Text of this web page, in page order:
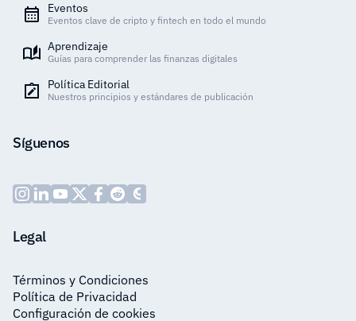
Eventos
Eventos clave de cripto y fintech en todo el mundo
Aprendizaje
Guías para comprender las finanzas digitales
Política Editorial
Nuestros principios y estándares de publicación
Síguenos
Legal
Términos y Condiciones
Política de Privacidad
Configuración de cookies